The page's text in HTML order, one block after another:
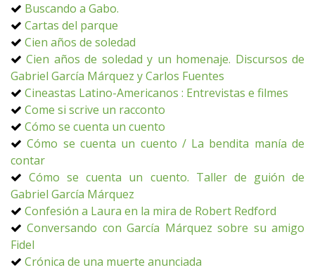
Buscando a Gabo.
Cartas del parque
Cien años de soledad
Cien años de soledad y un homenaje. Discursos de
Gabriel García Márquez y Carlos Fuentes
Cineastas Latino-Americanos : Entrevistas e filmes
Come si scrive un racconto
Cómo se cuenta un cuento
Cómo se cuenta un cuento / La bendita manía de
contar
Cómo se cuenta un cuento. Taller de guión de
Gabriel García Márquez
Confesión a Laura en la mira de Robert Redford
Conversando con García Márquez sobre su amigo
Fidel
Crónica de una muerte anunciada